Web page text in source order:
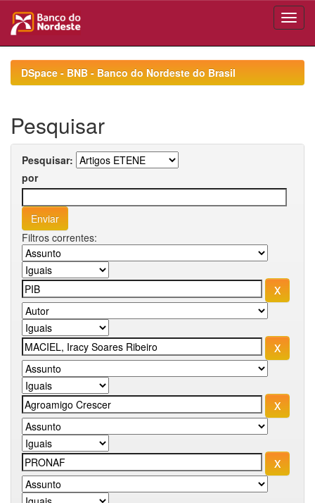
navigationDSpace - BNB - Banco do Nordeste do Brasil
Pesquisar
Pesquisar:
por
Filtros correntes: